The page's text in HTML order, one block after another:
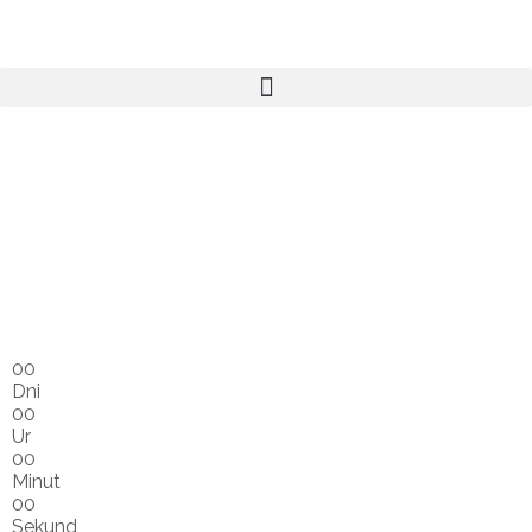
00
Dni
00
Ur
00
Minut
00
Sekund